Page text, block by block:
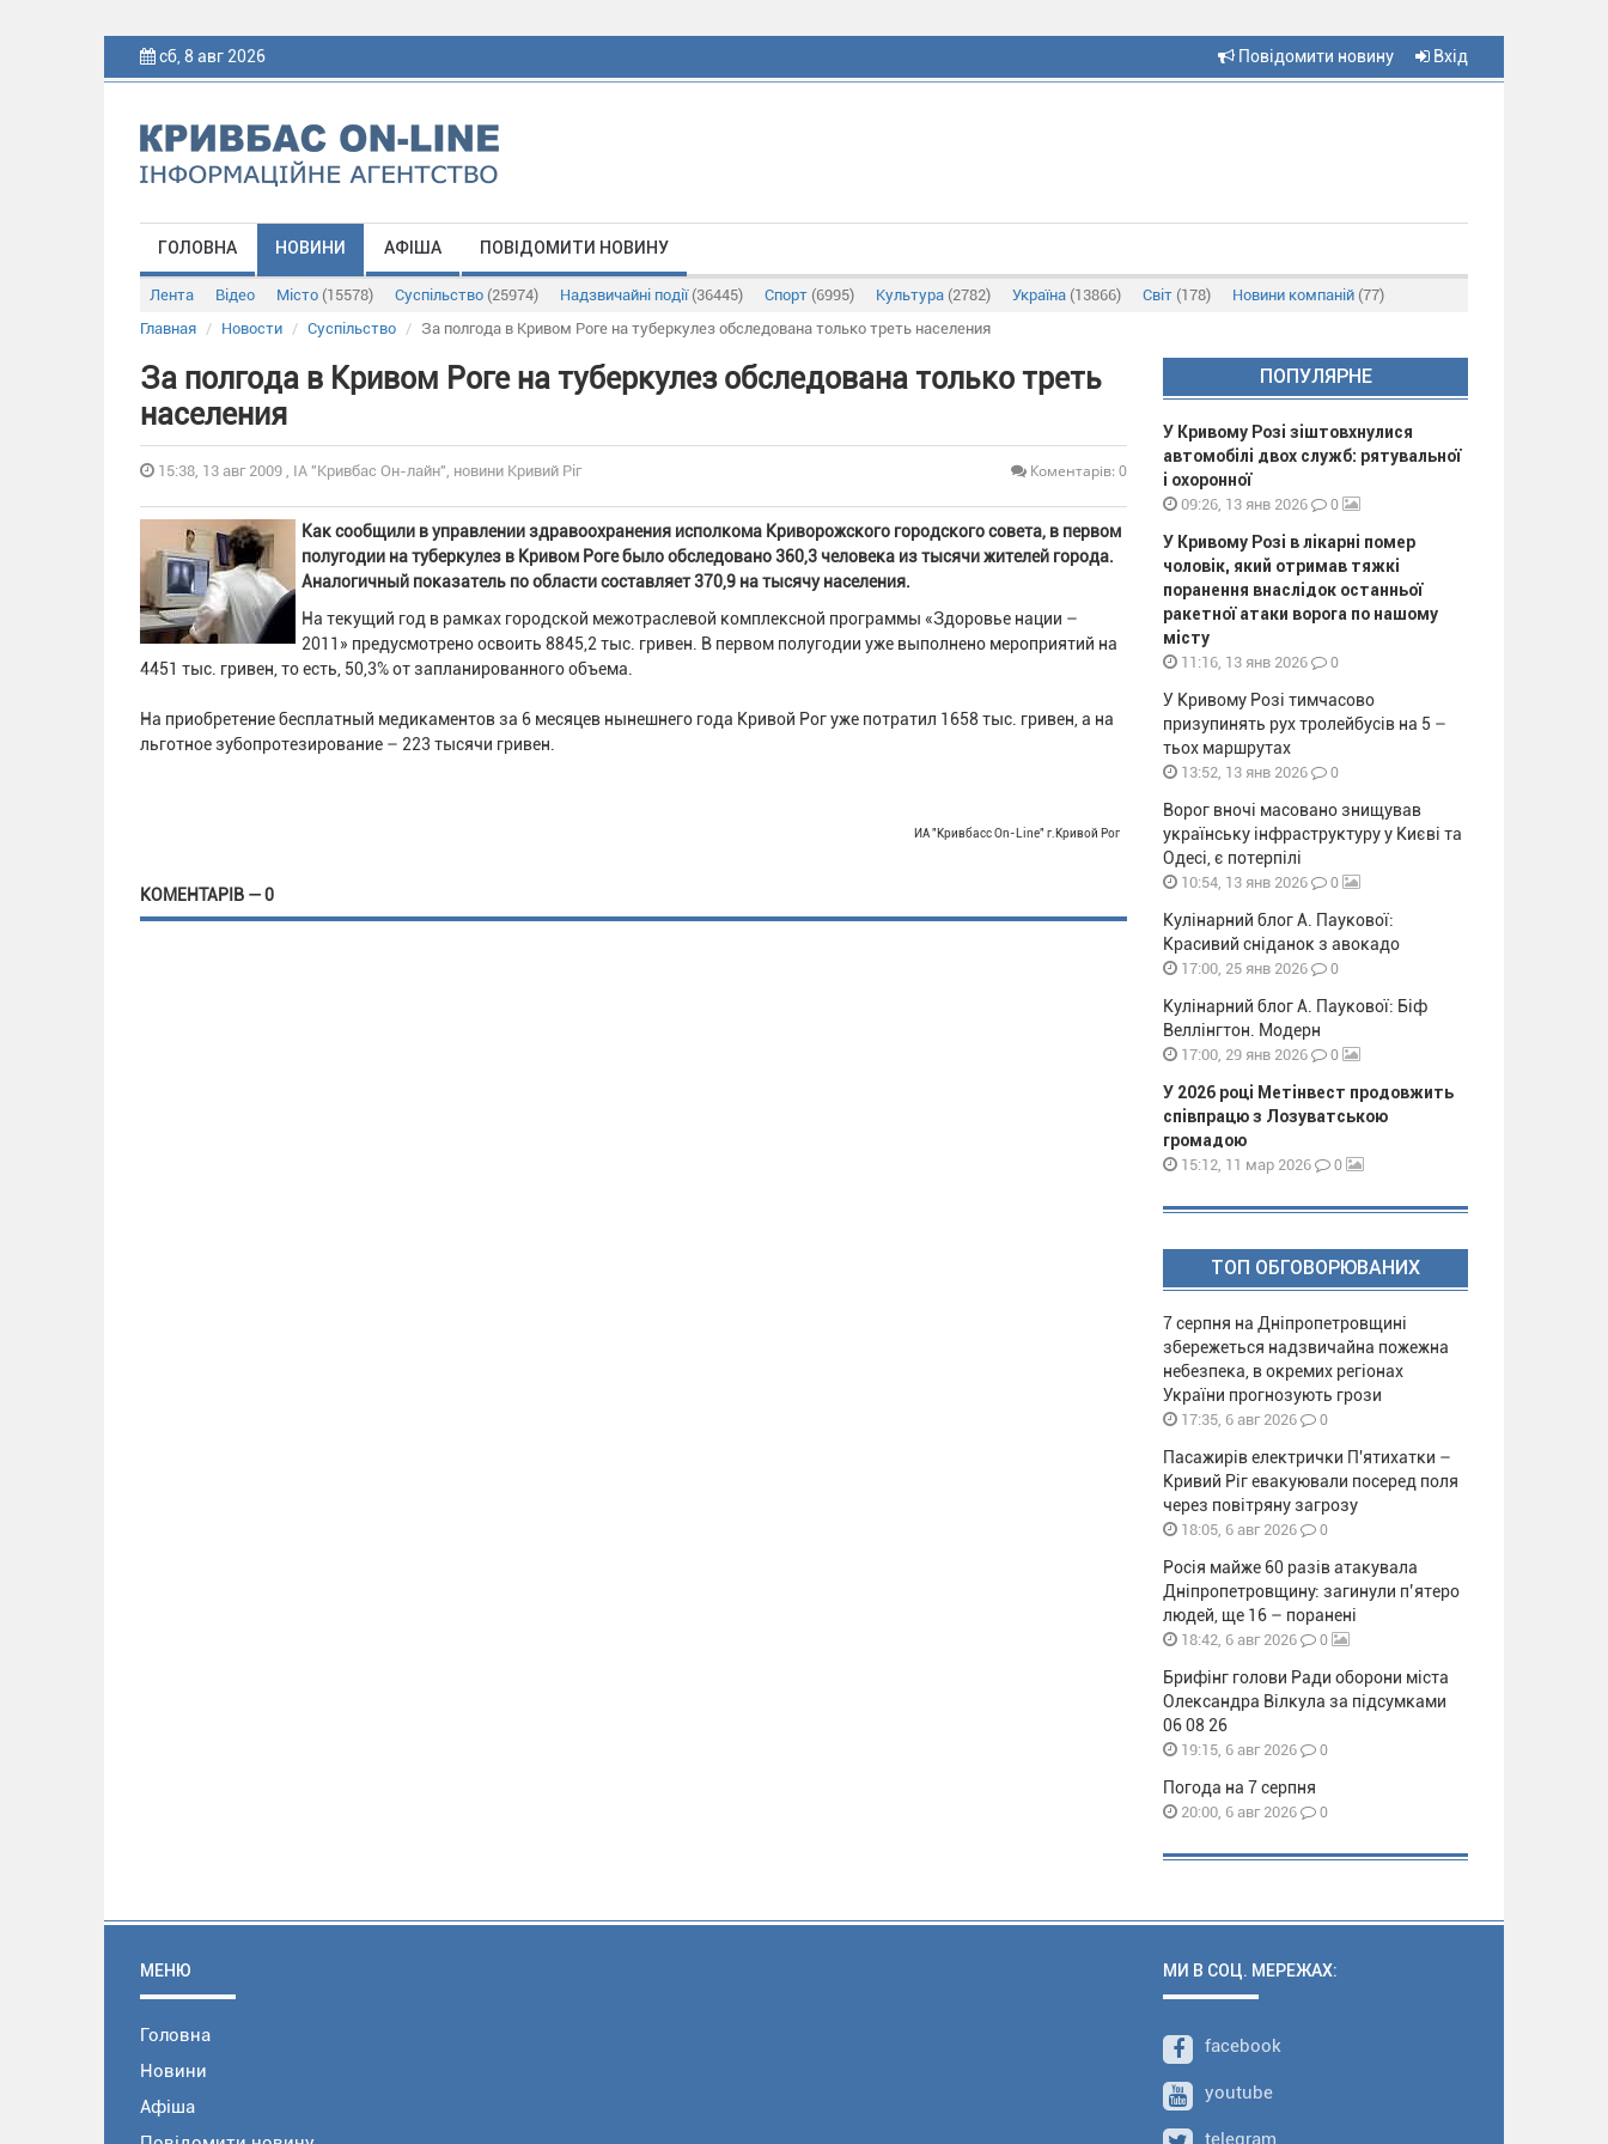
сб, 8 авг 2026 Повідомити новину Вхід
ГОЛОВНА НОВИНИ АФІША ПОВІДОМИТИ НОВИНУ
Лента Відео Місто (15578) Суспільство (25974) Надзвичайні події (36445) Спорт (6995) Культура (2782) Україна (13866) Світ (178) Новини компаній (77)
Главная
Новости Суспільство За полгода в Кривом Роге на туберкулез обследована только треть населения
За полгода в Кривом Роге на туберкулез обследована только треть
населения
15:38, 13 авг 2009 , ІА "Кривбас Он-лайн", новини Кривий Ріг Коментарів: 0
Как сообщили в управлении здравоохранения исполкома Криворожского городского совета, в первом
полугодии на туберкулез в Кривом Роге было обследовано 360,3 человека из тысячи жителей города.
Аналогичный показатель по области составляет 370,9 на тысячу населения.
На текущий год в рамках городской межотраслевой комплексной программы «Здоровье нации –
2011» предусмотрено освоить 8845,2 тыс. гривен. В первом полугодии уже выполнено мероприятий на
4451 тыс. гривен, то есть, 50,3% от запланированного объема.
На приобретение бесплатный медикаментов за 6 месяцев нынешнего года Кривой Рог уже потратил 1658 тыс. гривен, а на
льготное зубопротезирование – 223 тысячи гривен.
ИА "Кривбасс On-Line" г.Кривой Рог
КОМЕНТАРІВ — 0
ПОПУЛЯРНЕ
У Кривому Розі зіштовхнулися
автомобілі двох служб: рятувальної
і охоронної
09:26, 13 янв 2026 0
У Кривому Розі в лікарні помер
чоловік, який отримав тяжкі
поранення внаслідок останньої
ракетної атаки ворога по нашому
місту
11:16, 13 янв 2026 0
У Кривому Розі тимчасово
призупинять рух тролейбусів на 5 –
тьох маршрутах
13:52, 13 янв 2026 0
Ворог вночі масовано знищував
українську інфраструктуру у Києві та
Одесі, є потерпілі
10:54, 13 янв 2026 0
Кулінарний блог А. Паукової:
Красивий сніданок з авокадо
17:00, 25 янв 2026 0
Кулінарний блог А. Паукової: Біф
Веллінгтон. Модерн
17:00, 29 янв 2026 0
У 2026 році Метінвест продовжить
співпрацю з Лозуватською
громадою
15:12, 11 мар 2026 0
ТОП ОБГОВОРЮВАНИХ
7 серпня на Дніпропетровщині
збережеться надзвичайна пожежна
небезпека, в окремих регіонах
України прогнозують грози
17:35, 6 авг 2026 0
Пасажирів електрички П'ятихатки –
Кривий Ріг евакуювали посеред поля
через повітряну загрозу
18:05, 6 авг 2026 0
Росія майже 60 разів атакувала
Дніпропетровщину: загинули п’ятеро
людей, ще 16 – поранені
18:42, 6 авг 2026 0
Брифінг голови Ради оборони міста
Олександра Вілкула за підсумками
06 08 26
19:15, 6 авг 2026 0
Погода на 7 серпня
20:00, 6 авг 2026 0
МЕНЮ
Головна
Новини
Афіша
МИ В СОЦ. МЕРЕЖАХ:
facebook
youtube
telegram